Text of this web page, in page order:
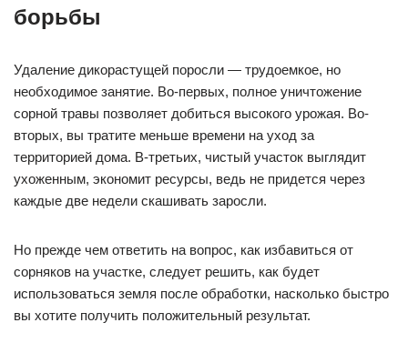
борьбы
Удаление дикорастущей поросли — трудоемкое, но
необходимое занятие. Во-первых, полное уничтожение
сорной травы позволяет добиться высокого урожая. Во-
вторых, вы тратите меньше времени на уход за
территорией дома. В-третьих, чистый участок выглядит
ухоженным, экономит ресурсы, ведь не придется через
каждые две недели скашивать заросли.
Но прежде чем ответить на вопрос, как избавиться от
сорняков на участке, следует решить, как будет
использоваться земля после обработки, насколько быстро
вы хотите получить положительный результат.